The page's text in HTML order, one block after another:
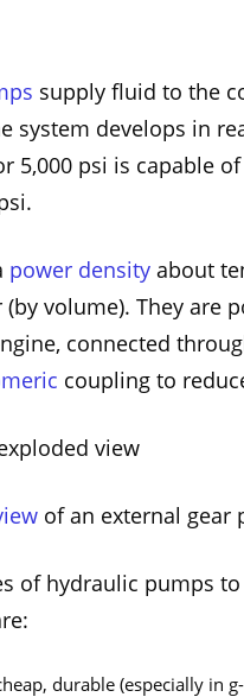
supply fluid to the
system develops in
5,000 psi is capable
power density about
volume). They are
connected
coupling to
of an external gear
of hydraulic pumps
durable (especially in